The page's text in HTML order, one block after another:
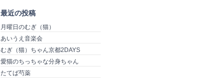
最近の投稿
月曜日のむぎ（猫）
あいうえ音楽会
むぎ（猫）ちゃん京都2DAYS
愛猫のちっちゃな分身ちゃん
たてば芍薬